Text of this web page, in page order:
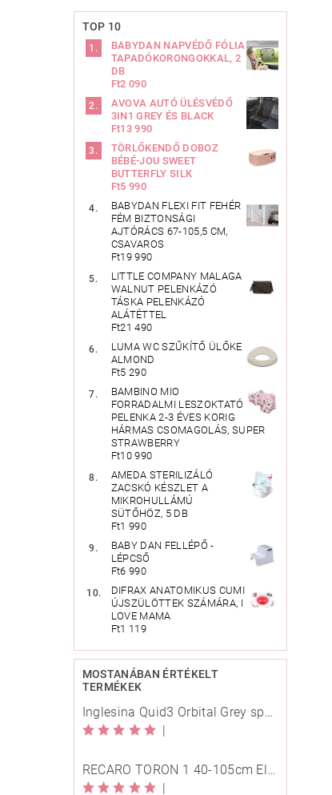
TOP 10
BABYDAN NAPVÉDŐ FÓLIA
TAPADÓKORONGOKKAL, 2
DB
Ft2 090
AVOVA AUTÓ ÜLÉSVÉDŐ
3IN1 GREY ÉS BLACK
Ft13 990
TÖRLŐKENDŐ DOBOZ
BÉBÉ-JOU SWEET
BUTTERFLY SILK
Ft5 990
BABYDAN FLEXI FIT FEHÉR
FÉM BIZTONSÁGI
AJTÓRÁCS 67-105,5 CM,
CSAVAROS
Ft19 990
LITTLE COMPANY MALAGA
WALNUT PELENKÁZÓ
TÁSKA PELENKÁZÓ
ALÁTÉTTEL
Ft21 490
LUMA WC SZŰKÍTŐ ÜLŐKE
ALMOND
Ft5 290
BAMBINO MIO
FORRADALMI LESZOKTATÓ
PELENKA 2-3 ÉVES KORIG
HÁRMAS CSOMAGOLÁS, SUPER
STRAWBERRY
Ft10 990
AMEDA STERILIZÁLÓ
ZACSKÓ KÉSZLET A
MIKROHULLÁMÚ
SÜTŐHÖZ, 5 DB
Ft1 990
BABY DAN FELLÉPŐ -
LÉPCSŐ
Ft6 990
DIFRAX ANATOMIKUS CUMI
ÚJSZÜLÖTTEK SZÁMÁRA, I
LOVE MAMA
Ft1 119
MOSTANÁBAN ÉRTÉKELT
TERMÉKEK
Inglesina Quid3 Orbital Grey sport babakocsi
RECARO TORON 1 40-105cm Elegant Beige